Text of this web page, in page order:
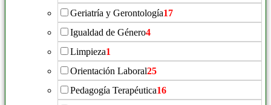
Geriatría y Gerontología17
Igualdad de Género4
Limpieza1
Orientación Laboral25
Pedagogía Terapéutica16